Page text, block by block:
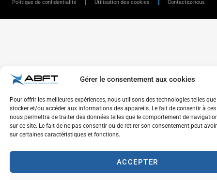
Gérer le consentement aux cookies
Pour offrir les meilleures expériences, nous utilisons des technologies telles
stocker et/ou accéder aux informations des appareils. Le fait de consentir à
nous permettra de traiter des données telles que le comportement de
sur ce site. Le fait de ne pas consentir ou de retirer son consentement peut
sur certaines caractéristiques et fonctions.
ACCEPTER
Politique de confidentialité
Utilisation des cookies Contactez-nous